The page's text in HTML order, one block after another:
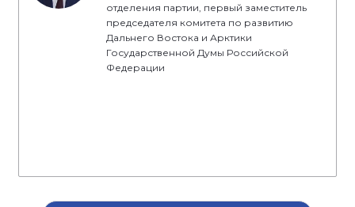
отделения партии, первый заместитель
председателя комитета по развитию
Дальнего Востока и Арктики
Государственной Думы Российской
Федерации